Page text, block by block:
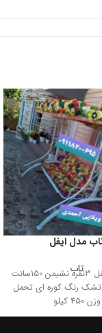
مدل ایفل
تاب
تاب مدل ایفل 3نفره نشیمن 150سانت
تشک رنگ‌ کوره ای تحمل
وزن 450 کیلو